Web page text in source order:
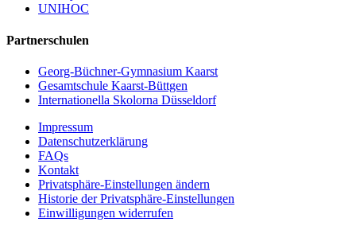
UNIHOC
Partnerschulen
Georg-Büchner-Gymnasium Kaarst
Gesamtschule Kaarst-Büttgen
Internationella Skolorna Düsseldorf
Impressum
Datenschutzerklärung
FAQs
Kontakt
Privatsphäre-Einstellungen ändern
Historie der Privatsphäre-Einstellungen
Einwilligungen widerrufen